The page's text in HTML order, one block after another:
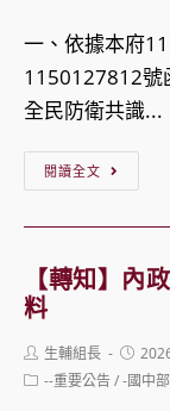
再
接
受
無
稅
籍
或
未
存
登
挑
戰
與
困
境
少
數
位
保
障
法
（草
少
年
權
促
盟
一、依據本府
1150127812號
全民防衛共識...
閱讀全文
國
防
部
軍
【轉知】內
料
Post
author:
生輔組長
Post
Post--重要公告/-國中部